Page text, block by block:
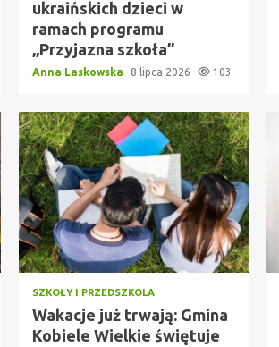
ukraińskich dzieci w
ramach programu
„Przyjazna szkoła”
Anna Laskowska 8 lipca 2026 103
SZKOŁY I PRZEDSZKOLA
Wakacje już trwają: Gmina
Kobiele Wielkie świętuje